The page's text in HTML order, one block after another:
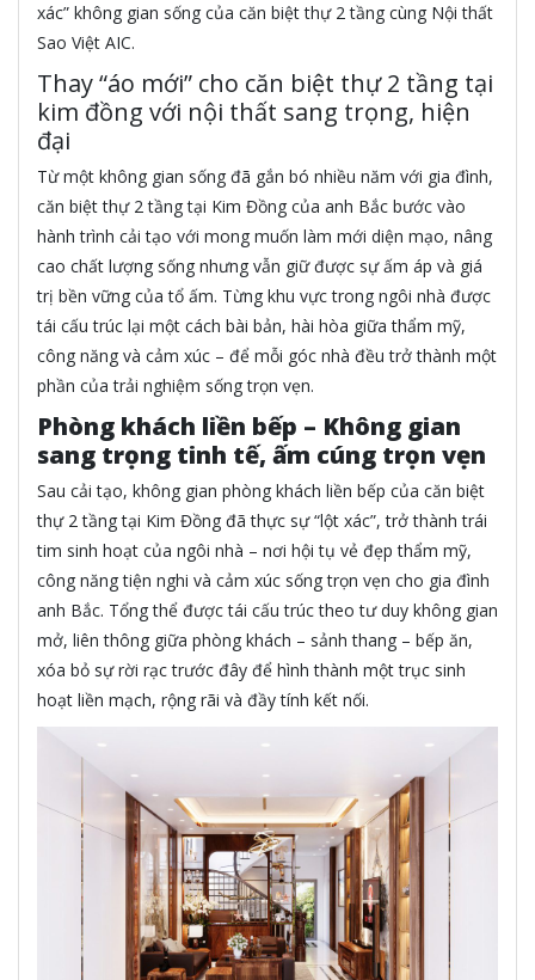
xác” không gian sống của căn biệt thự 2 tầng cùng Nội thất
Sao Việt AIC.
Thay “áo mới” cho căn biệt thự 2 tầng tại
kim đồng với nội thất sang trọng, hiện
đại
Từ một không gian sống đã gắn bó nhiều năm với gia đình,
căn biệt thự 2 tầng tại Kim Đồng của anh Bắc bước vào
hành trình cải tạo với mong muốn làm mới diện mạo, nâng
cao chất lượng sống nhưng vẫn giữ được sự ấm áp và giá
trị bền vững của tổ ấm. Từng khu vực trong ngôi nhà được
tái cấu trúc lại một cách bài bản, hài hòa giữa thẩm mỹ,
công năng và cảm xúc – để mỗi góc nhà đều trở thành một
phần của trải nghiệm sống trọn vẹn.
Phòng khách liền bếp – Không gian
sang trọng tinh tế, ấm cúng trọn vẹn
Sau cải tạo, không gian phòng khách liền bếp của căn biệt
thự 2 tầng tại Kim Đồng đã thực sự “lột xác”, trở thành trái
tim sinh hoạt của ngôi nhà – nơi hội tụ vẻ đẹp thẩm mỹ,
công năng tiện nghi và cảm xúc sống trọn vẹn cho gia đình
anh Bắc. Tổng thể được tái cấu trúc theo tư duy không gian
mở, liên thông giữa phòng khách – sảnh thang – bếp ăn,
xóa bỏ sự rời rạc trước đây để hình thành một trục sinh
hoạt liền mạch, rộng rãi và đầy tính kết nối.